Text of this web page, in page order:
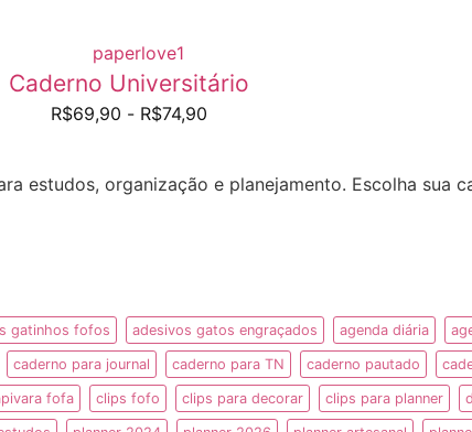
Caderno Universitário
R$69,90 - R$74,90
estudos, organização e planejamento. Escolha sua
gatinhos fofos adesivos gatos engraçados agenda diária
caderno para journal caderno para TN caderno pautado
fofa clips fofo clips para decorar clips para planner